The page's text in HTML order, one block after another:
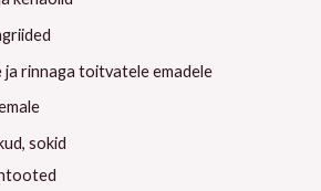
ja rinnaga toitvatele emadele
sokid